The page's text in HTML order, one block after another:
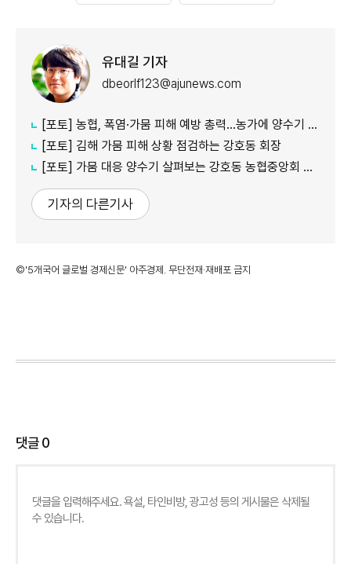
유대길 기자
dbeorlf123@ajunews.com
[포토] 농협, 폭염·가뭄 피해 예방 총력…농가에 양수기 지원
[포토] 김해 가뭄 피해 상황 점검하는 강호동 회장
[포토] 가뭄 대응 양수기 살펴보는 강호동 농협중앙회 회장
기자의 다른기사
©'5개국어 글로벌 경제신문' 아주경제. 무단전재·재배포 금지
댓글0